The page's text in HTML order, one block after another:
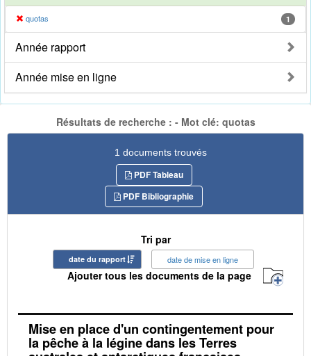
quotas 1
Année rapport
Année mise en ligne
Résultats de recherche : - Mot clé: quotas
1 documents trouvés
PDF Tableau
PDF Bibliographie
Tri par
date du rapport date de mise en ligne
Ajouter tous les documents de la page
Mise en place d'un contingentement pour
la pêche à la légine dans les Terres